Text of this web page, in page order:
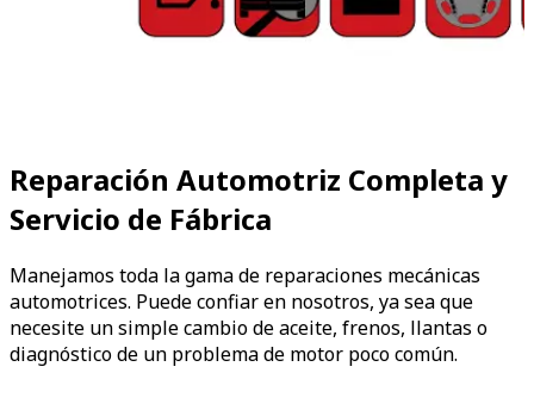
Reparación Automotriz Completa y
Servicio de Fábrica
Manejamos toda la gama de reparaciones mecánicas
automotrices. Puede confiar en nosotros, ya sea que
necesite un simple cambio de aceite, frenos, llantas o
diagnóstico de un problema de motor poco común.